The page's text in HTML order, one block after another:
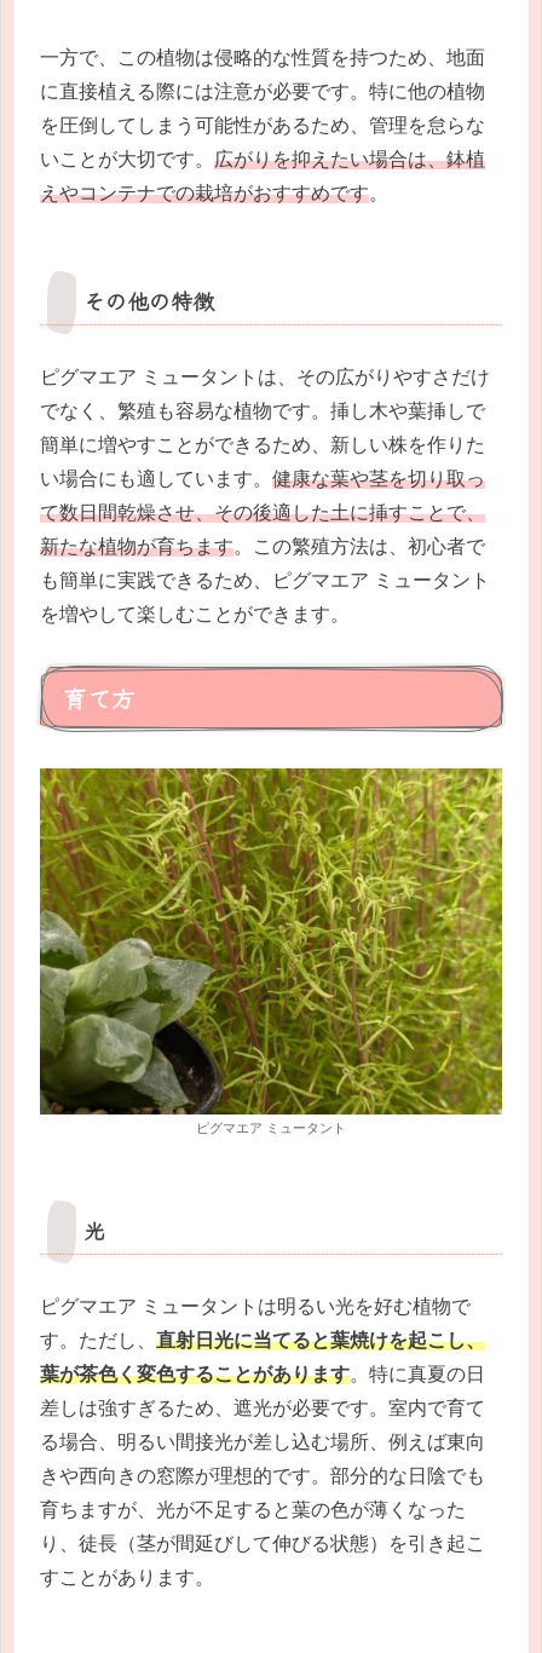
一方で、この植物は侵略的な性質を持つため、地面
に直接植える際には注意が必要です。特に他の植物
を圧倒してしまう可能性があるため、管理を怠らな
いことが大切です。 広がりを抑えたい場合は、鉢植
えやコンテナでの栽培がおすすめです。
その他の特徴
ピグマエア ミュータントは、その広がりやすさだけ
でなく、繁殖も容易な植物です。挿し木や葉挿しで
簡単に増やすことができるため、新しい株を作りた
い場合にも適しています。 健康な葉や茎を切り取っ
て数日間乾燥させ、その後適した土に挿すことで、
新たな植物が育ちます。この繁殖方法は、初心者で
も簡単に実践できるため、ピグマエア ミュータント
を増やして楽しむことができます。
育て方
ピグマエア ミュータント
光
ピグマエア ミュータントは明るい光を好む植物で
す。ただし、 直射日光に当てると葉焼けを起こし、
葉が茶色く変色することがあります。特に真夏の日
差しは強すぎるため、遮光が必要です。室内で育て
る場合、明るい間接光が差し込む場所、例えば東向
きや西向きの窓際が理想的です。部分的な日陰でも
育ちますが、光が不足すると葉の色が薄くなった
り、徒長（茎が間延びして伸びる状態）を引き起こ
すことがあります。